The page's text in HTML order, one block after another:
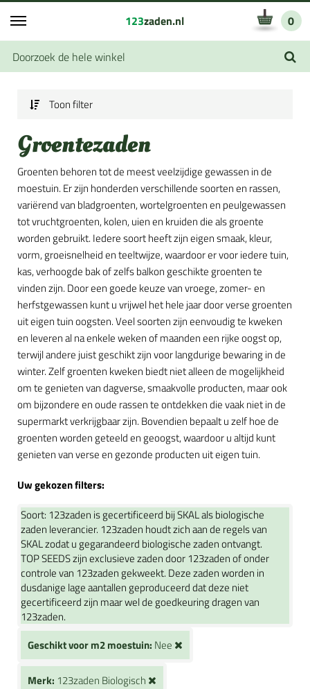
123zaden.nl 0
Toon filter
Groentezaden
Groenten behoren tot de meest veelzijdige gewassen in de
moestuin. Er zijn honderden verschillende soorten en rassen,
variërend van bladgroenten, wortelgroenten en peulgewassen
tot vruchtgroenten, kolen, uien en kruiden die als groente
worden gebruikt. Iedere soort heeft zijn eigen smaak, kleur,
vorm, groeisnelheid en teeltwijze, waardoor er voor iedere tuin,
kas, verhoogde bak of zelfs balkon geschikte groenten te
vinden zijn. Door een goede keuze van vroege, zomer- en
herfstgewassen kunt u vrijwel het hele jaar door verse groenten
uit eigen tuin oogsten. Veel soorten zijn eenvoudig te kweken
en leveren al na enkele weken of maanden een rijke oogst op,
terwijl andere juist geschikt zijn voor langdurige bewaring in de
winter. Zelf groenten kweken biedt niet alleen de mogelijkheid
om te genieten van dagverse, smaakvolle producten, maar ook
om bijzondere en oude rassen te ontdekken die vaak niet in de
supermarkt verkrijgbaar zijn. Bovendien bepaalt u zelf hoe de
groenten worden geteeld en geoogst, waardoor u altijd kunt
genieten van verse en gezonde producten uit eigen tuin.
Uw gekozen filters:
Soort: 123zaden is gecertificeerd bij SKAL als biologische
zaden leverancier. 123zaden houdt zich aan de regels van
SKAL zodat u gegarandeerd biologische zaden ontvangt.
TOP SEEDS zijn exclusieve zaden door 123zaden of onder
controle van 123zaden gekweekt. Deze zaden worden in
dusdanige lage aantallen geproduceerd dat deze niet
gecertificeerd zijn maar wel de goedkeuring dragen van
123zaden.
Geschikt voor m2 moestuin: Nee
Merk: 123zaden Biologisch